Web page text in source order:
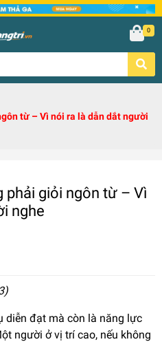
0
từ – Vì nói ra là dẫn dắt người
phải giỏi ngôn từ – Vì
nghe
diễn đạt mà còn là năng lực
người ở vị trí cao, nếu không